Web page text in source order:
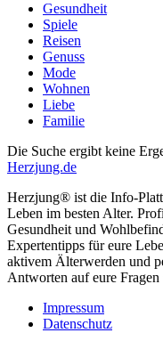
Gesundheit
Spiele
Reisen
Genuss
Mode
Wohnen
Liebe
Familie
Die Suche ergibt keine
Herzjung.de
Herzjung® ist die Info-
Leben im besten Alter.
Gesundheit und
Expertentipps für eure
aktivem Älterwerden und
Antworten auf eure
Impressum
Datenschutz